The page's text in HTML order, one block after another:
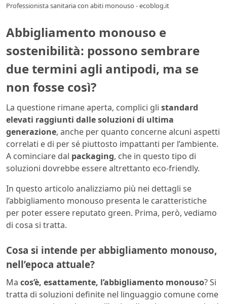
Professionista sanitaria con abiti monouso - ecoblog.it
Abbigliamento monouso e
sostenibilità: possono sembrare
due termini agli antipodi, ma se
non fosse così?
La questione rimane aperta, complici gli standard
elevati raggiunti dalle soluzioni di ultima
generazione, anche per quanto concerne alcuni aspetti
correlati e di per sé piuttosto impattanti per l’ambiente.
A cominciare dal packaging, che in questo tipo di
soluzioni dovrebbe essere altrettanto eco-friendly.
In questo articolo analizziamo più nei dettagli se
l’abbigliamento monouso presenta le caratteristiche
per poter essere reputato green. Prima, però, vediamo
di cosa si tratta.
Cosa si intende per abbigliamento monouso,
nell’epoca attuale?
Ma cos’è, esattamente, l’abbigliamento monouso? Si
tratta di soluzioni definite nel linguaggio comune come